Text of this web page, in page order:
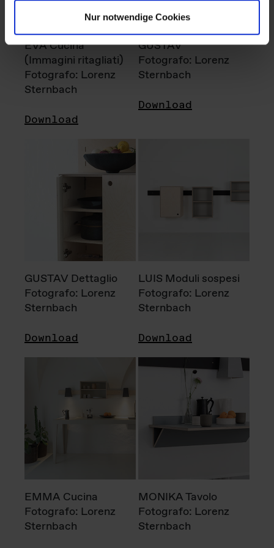
Nur notwendige Cookies
EVA Cucina
(Immagini ritagliati)
Fotografo: Lorenz
Sternbach
Download
GUSTAV
Fotografo: Lorenz
Sternbach
Download
GUSTAV Dettaglio
Fotografo: Lorenz
Sternbach
Download
LUIS Moduli sospesi
Fotografo: Lorenz
Sternbach
Download
EMMA Cucina
Fotografo: Lorenz
Sternbach
MONIKA Tavolo
Fotografo: Lorenz
Sternbach